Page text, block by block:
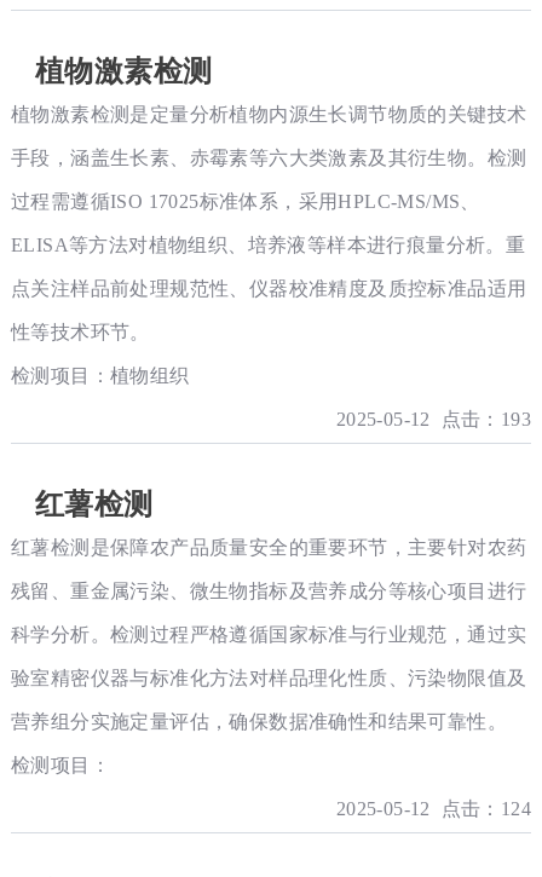
植物激素检测
植物激素检测是定量分析植物内源生长调节物质的关键技术
手段，涵盖生长素、赤霉素等六大类激素及其衍生物。检测
过程需遵循ISO 17025标准体系，采用HPLC-MS/MS、
ELISA等方法对植物组织、培养液等样本进行痕量分析。重
点关注样品前处理规范性、仪器校准精度及质控标准品适用
性等技术环节。
检测项目：植物组织
2025-05-12 点击：193
红薯检测
红薯检测是保障农产品质量安全的重要环节，主要针对农药
残留、重金属污染、微生物指标及营养成分等核心项目进行
科学分析。检测过程严格遵循国家标准与行业规范，通过实
验室精密仪器与标准化方法对样品理化性质、污染物限值及
营养组分实施定量评估，确保数据准确性和结果可靠性。
检测项目：
2025-05-12 点击：124